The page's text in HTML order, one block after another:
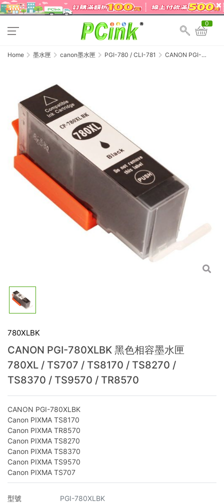
0
Home 墨水匣 canon墨水匣 PGI-780 / CLI-781
CANON PGI-
780XLBK
CANON PGI-780XLBK 黑色相容墨水匣
780XL / TS707 / TS8170 / TS8270 /
TS8370 / TS9570 / TR8570
CANON PGI-780XLBK
Canon PIXMA TS8170
Canon PIXMA TR8570
Canon PIXMA TS8270
Canon PIXMA TS8370
Canon PIXMA TS9570
Canon PIXMA TS707
型號
PGI-780XLBK